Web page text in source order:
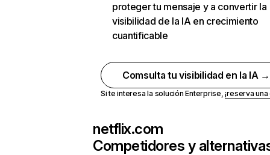
proteger tu mensaje y a convertir la
visibilidad de la IA en crecimiento
cuantificable
Comsulta tu visibilidad en la IA →
Si te interesa la solución Enterprise,¡reserva
netflix.com
Competidores y